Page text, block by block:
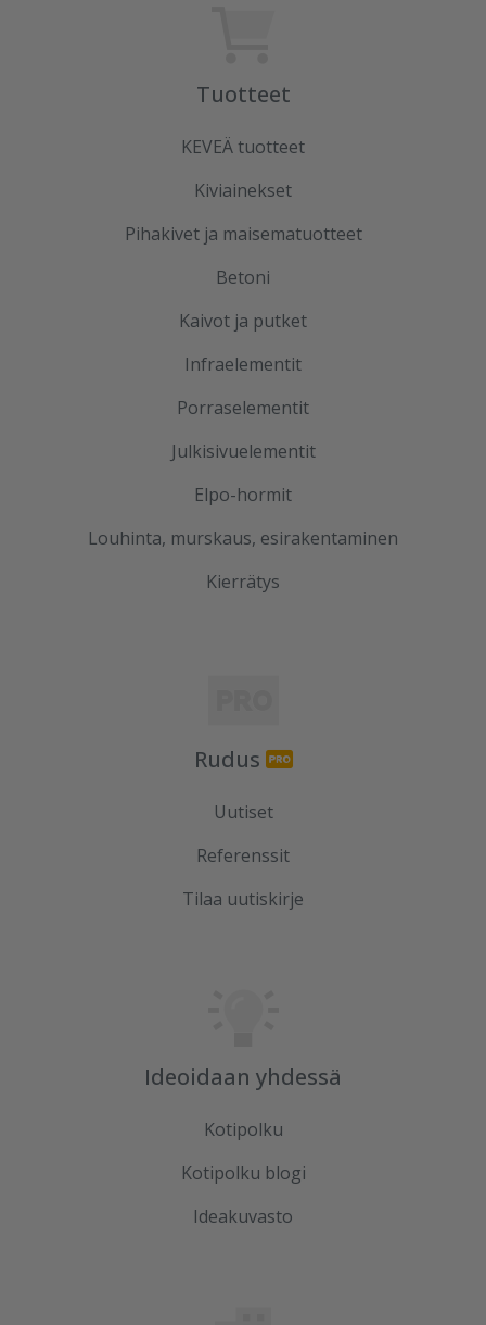
Tuotteet
KEVEÄ tuotteet
Kiviainekset
Pihakivet ja maisematuotteet
Betoni
Kaivot ja putket
Infraelementit
Porraselementit
Julkisivuelementit
Elpo-hormit
Louhinta, murskaus, esirakentaminen
Kierrätys
Rudus
Uutiset
Referenssit
Tilaa uutiskirje
Ideoidaan yhdessä
Kotipolku
Kotipolku blogi
Ideakuvasto